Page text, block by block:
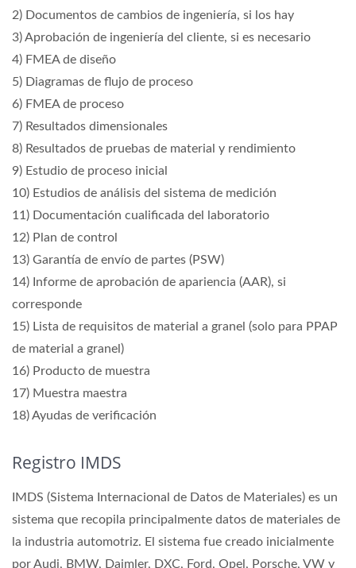
2) Documentos de cambios de ingeniería, si los hay
3) Aprobación de ingeniería del cliente, si es necesario
4) FMEA de diseño
5) Diagramas de flujo de proceso
6) FMEA de proceso
7) Resultados dimensionales
8) Resultados de pruebas de material y rendimiento
9) Estudio de proceso inicial
10) Estudios de análisis del sistema de medición
11) Documentación cualificada del laboratorio
12) Plan de control
13) Garantía de envío de partes (PSW)
14) Informe de aprobación de apariencia (AAR), si
corresponde
15) Lista de requisitos de material a granel (solo para PPAP
de material a granel)
16) Producto de muestra
17) Muestra maestra
18) Ayudas de verificación
Registro IMDS
IMDS (Sistema Internacional de Datos de Materiales) es un
sistema que recopila principalmente datos de materiales de
la industria automotriz. El sistema fue creado inicialmente
por Audi, BMW, Daimler, DXC, Ford, Opel, Porsche, VW y